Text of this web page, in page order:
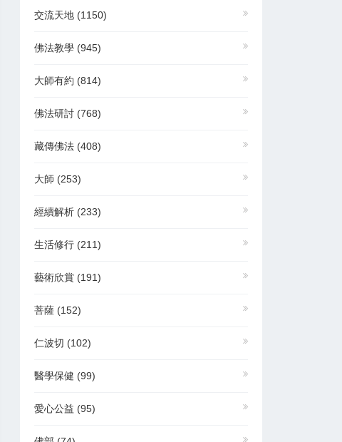
交流天地 (1150)
佛法教學 (945)
大師有約 (814)
佛法研討 (768)
藏傳佛法 (408)
大師 (253)
經續解析 (233)
生活修行 (211)
藝術欣賞 (191)
菩薩 (152)
仁波切 (102)
醫學保健 (99)
愛心公益 (95)